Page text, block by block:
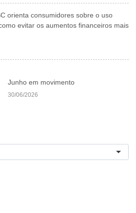
orienta consumidores sobre o uso
evitar os aumentos financeiros mais
Junho em movimento
30/06/2026